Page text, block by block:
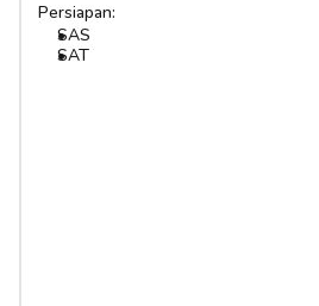
Persiapan:
SAS
SAT